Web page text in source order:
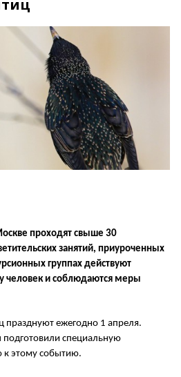
проходят свыше 30
занятий, приуроченных
группах действуют
человек и соблюдаются меры
ежегодно 1 апреля.
специальную
к этому событию.